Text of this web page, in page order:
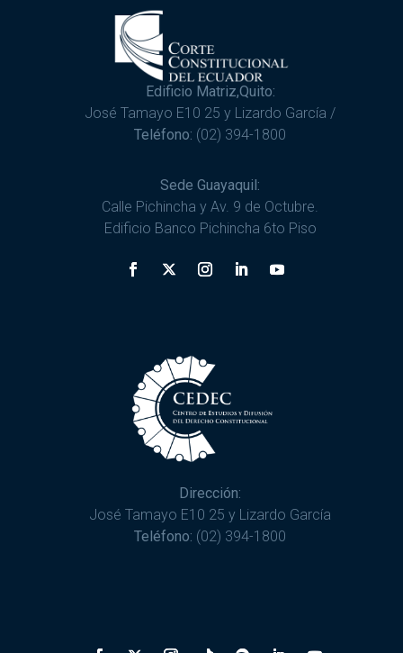
Edificio Matriz,Quito:
José Tamayo E10 25 y Lizardo García /
Teléfono: (02) 394-1800
Sede Guayaquil:
Calle Pichincha y Av. 9 de Octubre.
Edificio Banco Pichincha 6to Piso
Dirección:
José Tamayo E10 25 y Lizardo García
Teléfono: (02) 394-1800